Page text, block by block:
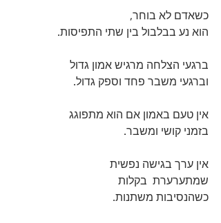
כשאדם לא בוחר,
הוא נע בבלבול בין שתי התפיסות.
ברגעי הצלחה מרגיש אמון גדול
וברגעי משבר פחד וספק גדול.
אין טעם באמון אם הוא מתפוגג
בזמני קושי ומשבר.
אין ערך בגישה נפשית
שמתערערת  בקלות
כשהנסיבות משתנות.